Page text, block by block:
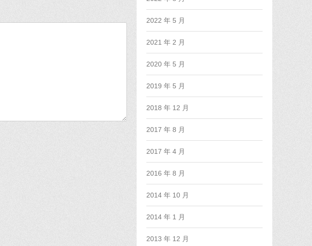
2022 年 5 月
2021 年 2 月
2020 年 5 月
2019 年 5 月
2018 年 12 月
2017 年 8 月
2017 年 4 月
2016 年 8 月
2014 年 10 月
2014 年 1 月
2013 年 12 月